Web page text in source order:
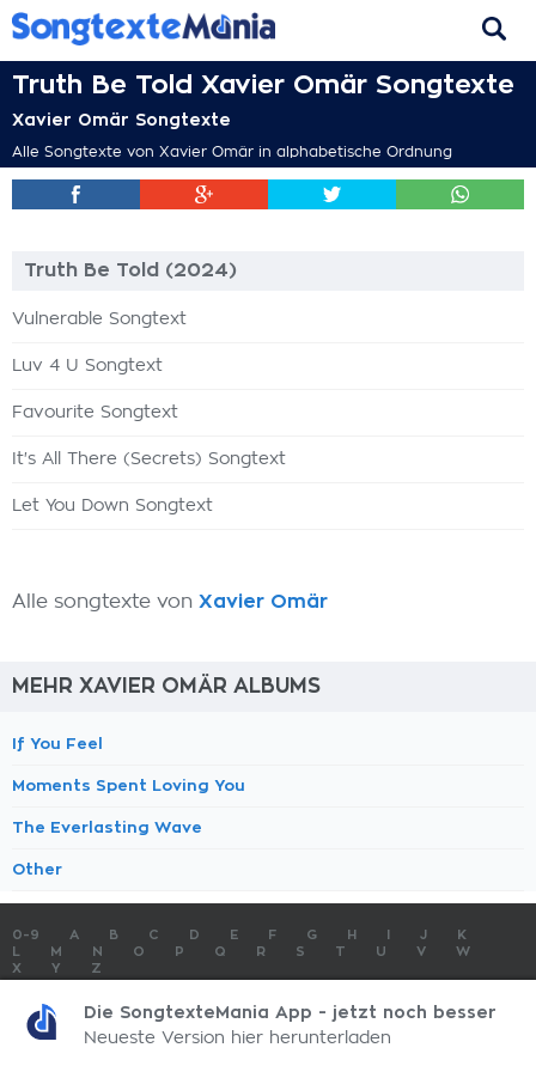
Truth Be Told Xavier Omär Songtexte
Xavier Omär Songtexte
Alle Songtexte von Xavier Omär in alphabetische Ordnung
Truth Be Told (2024)
Vulnerable Songtext
Luv 4 U Songtext
Favourite Songtext
It's All There (Secrets) Songtext
Let You Down Songtext
Alle songtexte von Xavier Omär
MEHR XAVIER OMÄR ALBUMS
If You Feel
Moments Spent Loving You
The Everlasting Wave
Other
0-9 A B C D E F G H J
K
M N O P Q R S T U V
W
X
Y Z
SONGTEXTE ABSCHICKEN
KONTAKT IMPRESSUM
SongtexteMania.com - Copyright © 2026 - All Rights Reserved
Die SongtexteMania App - jetzt noch besser
Neueste Version hier herunterladen